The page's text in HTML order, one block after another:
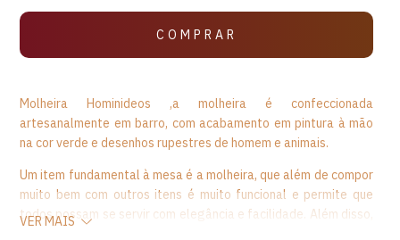
Molheira Hominideos ,a molheira é confeccionada
artesanalmente em barro, com acabamento em pintura à mão
na cor verde e desenhos rupestres de homem e animais.
Um item fundamental à mesa é a molheira, que além de compor
muito bem com outros itens é muito funcional e permite que
todos possam se servir com elegância e facilidade. Além disso,
VER MAIS